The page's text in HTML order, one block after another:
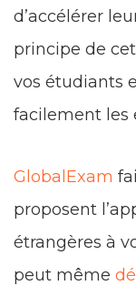
d’accélérer
principe de
vos étudiants
facilement les
GlobalExam
proposent
étrangères à
peut même